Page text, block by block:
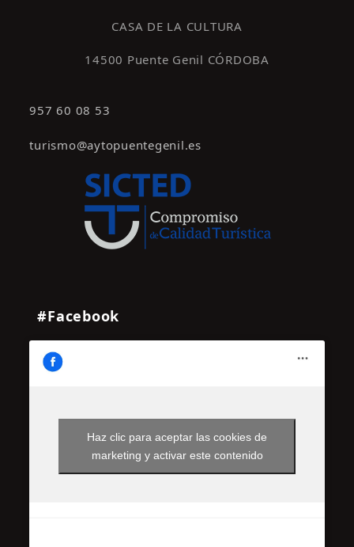
CASA DE LA CULTURA
14500 Puente Genil CÓRDOBA
957 60 08 53
turismo@aytopuentegenil.es
#Facebook
Haz clic para aceptar las cookies de
marketing y activar este contenido